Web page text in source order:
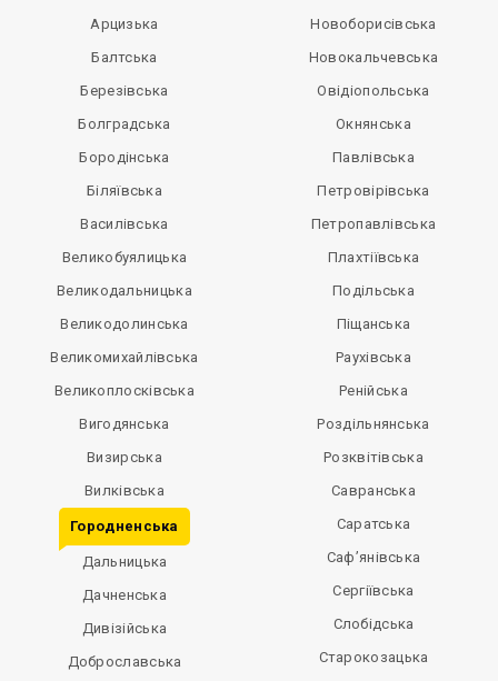
Арцизька
Балтська
Березівська
Болградська
Бородінська
Біляївська
Василівська
Великобуялицька
Великодальницька
Великодолинська
Великомихайлівська
Великоплосківська
Вигодянська
Визирська
Вилківська
Городненська
Дальницька
Дачненська
Дивізійська
Доброславська
Новоборисівська
Новокальчевська
Овідіопольська
Окнянська
Павлівська
Петровірівська
Петропавлівська
Плахтіївська
Подільська
Піщанська
Раухівська
Ренійська
Роздільнянська
Розквітівська
Савранська
Саратська
Саф’янівська
Сергіївська
Слобідська
Старокозацька